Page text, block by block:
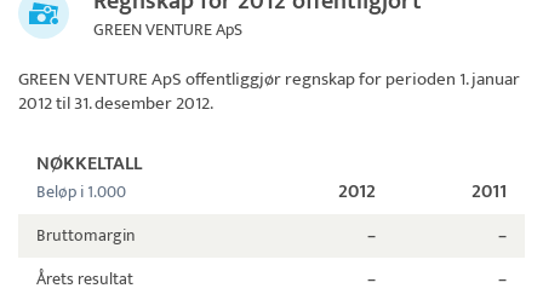
GREEN VENTURE ApS
GREEN VENTURE ApSoffentliggjør regnskap for perioden 1. januar
2012 til 31. desember 2012.
NØKKELTALL
Beløp i 1.000 2012 2011
Bruttomargin –
–
Årets resultat
–
–